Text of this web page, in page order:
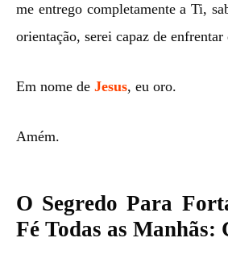
me entrego completamente a Ti,
orientação, serei capaz de
Em nome de Jesus, eu oro.
Amém.
O Segredo Para
Fé Todas as Manhãs: